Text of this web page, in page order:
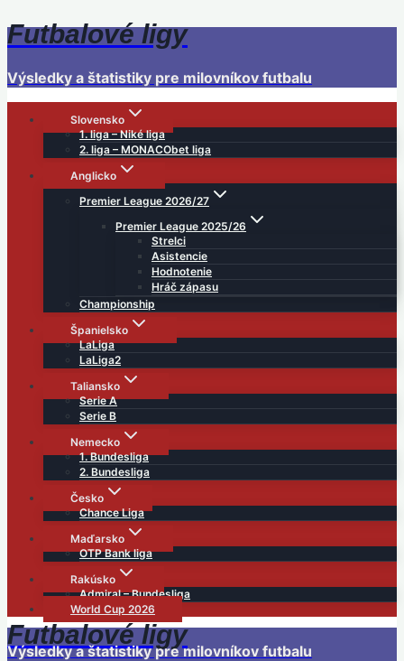
Skip
to
Futbalové ligy
Výsledky a štatistiky pre milovníkov futbalu
Slovensko
1. liga – Niké liga
2. liga – MONACObet liga
Anglicko
Premier League 2026/27
Premier League 2025/26
Strelci
Asistencie
Hodnotenie
Hráč zápasu
Championship
Španielsko
LaLiga
LaLiga2
Taliansko
Serie A
Serie B
Nemecko
1. Bundesliga
2. Bundesliga
Česko
Chance Liga
Maďarsko
OTP Bank liga
Rakúsko
Admiral – Bundesliga
World Cup 2026
Futbalové ligy
Výsledky a štatistiky pre milovníkov futbalu